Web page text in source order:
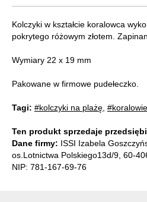
Kolczyki w kształcie koralowca
pokrytego różowym złotem.
Wymiary 22 x 19 mm
Pakowane w firmowe pudełeczko.
Tagi: #kolczyki na plażę
Ten produkt sprzedaje
Dane firmy: ISSI Izabela
os.Lotnictwa Polskiego13d/9, 60-
NIP: 781-167-69-76